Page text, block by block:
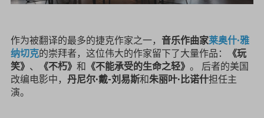
作为被翻译的最多的捷克作家之一， 音乐作曲家莱奥什·雅
纳切克的崇拜者，这位伟大的作家留下了大量作品：
《玩
笑》 、 《不朽》 和 《不能承受的生命之轻》 。 后者的美国
改编电影中， 丹尼尔·戴-刘易斯和朱丽叶·比诺什担任主
演。